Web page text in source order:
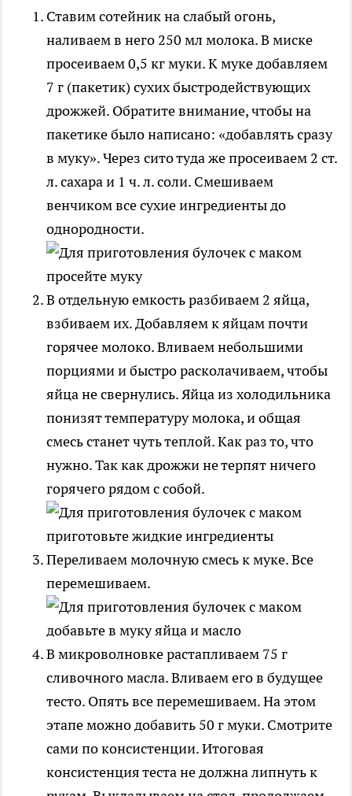
Ставим сотейник на слабый огонь,
наливаем в него 250 мл молока. В миске
просеиваем 0,5 кг муки. К муке добавляем
7 г (пакетик) сухих быстродействующих
дрожжей. Обратите внимание, чтобы на
пакетике было написано: «добавлять сразу
в муку». Через сито туда же просеиваем 2 ст.
л. сахара и 1 ч. л. соли. Смешиваем
венчиком все сухие ингредиенты до
однородности.
В отдельную емкость разбиваем 2 яйца,
взбиваем их. Добавляем к яйцам почти
горячее молоко. Вливаем небольшими
порциями и быстро расколачиваем, чтобы
яйца не свернулись. Яйца из холодильника
понизят температуру молока, и общая
смесь станет чуть теплой. Как раз то, что
нужно. Так как дрожжи не терпят ничего
горячего рядом с собой.
Переливаем молочную смесь к муке. Все
перемешиваем.
В микроволновке растапливаем 75 г
сливочного масла. Вливаем его в будущее
тесто. Опять все перемешиваем. На этом
этапе можно добавить 50 г муки. Смотрите
сами по консистенции. Итоговая
консистенция теста не должна липнуть к